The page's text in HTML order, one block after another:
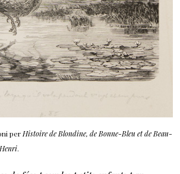
per Histoire de Blondine, de Bonne-Bleu et de Beau-
.